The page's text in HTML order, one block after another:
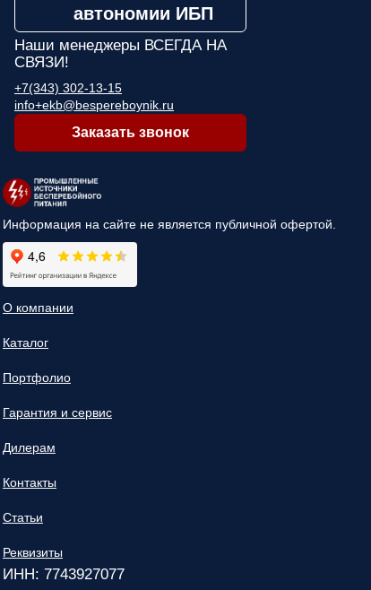
автономии ИБП
Наши менеджеры ВСЕГДА НА
СВЯЗИ!
+7(343) 302-13-15
info+ekb@bespereboynik.ru
Заказать звонок
Информация на сайте не является публичной офертой.
О компании
Каталог
Портфолио
Гарантия и сервис
Дилерам
Контакты
Статьи
Реквизиты
ИНН: 7743927077